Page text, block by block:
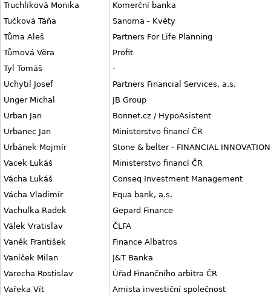
Truchliková Monika
Komerční banka
Tučková Táňa
Sanoma - Květy
Tůma Aleš
Partners For Life Planning
Tůmová Věra
Profit
Tyl Tomáš
-
Uchytil Josef
Partners Financial Services, a.s.
Unger Michal
JB Group
Urban Jan
Bonnet.cz / HypoAsistent
Urbanec Jan
Ministerstvo financí ČR
Urbánek Mojmír
Stone & belter - FINANCIAL INNOVATION
Vacek Lukáš
Ministerstvo financí ČR
Vácha Lukáš
Conseq Investment Management
Vácha Vladimír
Equa bank, a.s.
Vachulka Radek
Gepard Finance
Válek Vratislav
ČLFA
Vaněk František
Finance Albatros
Vaníček Milan
J&T Banka
Varecha Rostislav
Úřad Finančního arbitra ČR
Vařeka Vít
Amista investiční společnost